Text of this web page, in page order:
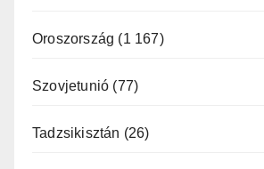
Oroszország (1 167)
Szovjetunió (77)
Tadzsikisztán (26)